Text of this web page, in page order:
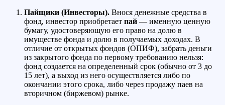
Пайщики (Инвесторы). Внося денежные средства в
фонд, инвестор приобретает пай — именную ценную
бумагу, удостоверяющую его право на долю в
имуществе фонда и долю в получаемых доходах. В
отличие от открытых фондов (ОПИФ), забрать деньги
из закрытого фонда по первому требованию нельзя:
фонд создается на определенный срок (обычно от 3 до
15 лет), а выход из него осуществляется либо по
окончании этого срока, либо через продажу паев на
вторичном (биржевом) рынке.